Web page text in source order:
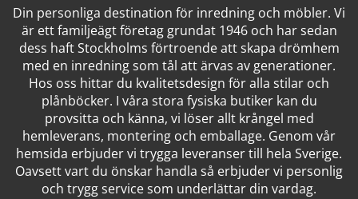
Din personliga destination för inredning och möbler. Vi
är ett familjeägt företag grundat 1946 och har sedan
dess haft Stockholms förtroende att skapa drömhem
med en inredning som tål att ärvas av generationer.
Hos oss hittar du kvalitetsdesign för alla stilar och
plånböcker. I våra stora fysiska butiker kan du
provsitta och känna, vi löser allt krångel med
hemleverans, montering och emballage. Genom vår
hemsida erbjuder vi trygga leveranser till hela Sverige.
Oavsett vart du önskar handla så erbjuder vi personlig
och trygg service som underlättar din vardag.